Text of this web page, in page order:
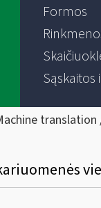
Formos